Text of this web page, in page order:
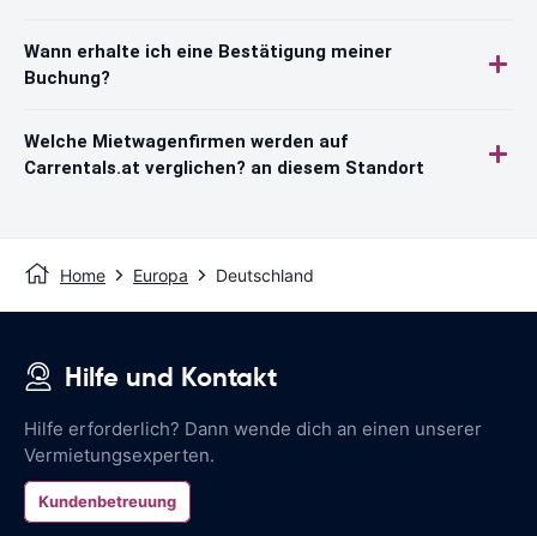
Wann erhalte ich eine Bestätigung meiner
Buchung?
Welche Mietwagenfirmen werden auf
Carrentals.at verglichen? an diesem Standort
Home Europa Deutschland
Hilfe und Kontakt
Hilfe erforderlich? Dann wende dich an einen unserer
Vermietungsexperten.
Kundenbetreuung